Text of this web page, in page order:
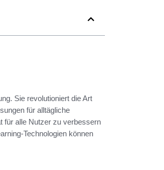
Sie revolutioniert die Art
für alltägliche
für alle Nutzer zu verbessern
Technologien können